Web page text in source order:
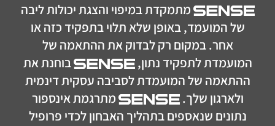
מתמקדת במיפוי והצגת יכולות ליבה
של המועמד, באופן שלא תלוי בתפקיד כזה או
אחר. במקום רק לבדוק את ההתאמה של
המועמדת לתפקיד נתון,
בוחנת את
ההתאמה של המועמדת לסביבה עסקית דינמית
ולארגון שלך.
מתרגמת אינספור
נתונים שנאספים בתהליך האבחון לכדי פרופיל